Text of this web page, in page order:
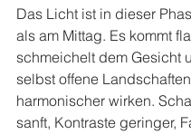
Das Licht ist in dieser
als am Mittag. Es kommt
schmeichelt dem Gesicht
selbst offene
harmonischer wirken.
sanft, Kontraste geringer,